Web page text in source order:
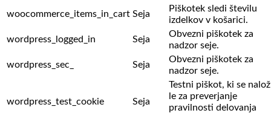
woocommerce_items_in_cart Seja
Piškotek sledi številu
izdelkov v košarici.
wordpress_logged_in
Seja
Obvezni piškotek za
nadzor seje.
wordpress_sec_
Seja
Obvezni piškotek za
nadzor seje.
wordpress_test_cookie Seja
Testni piškot, ki se
le za preverjanje
pravilnosti delovanja